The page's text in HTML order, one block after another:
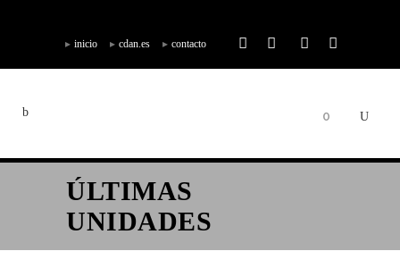
inicio cdan.es contacto
0
ÚLTIMAS
UNIDADES